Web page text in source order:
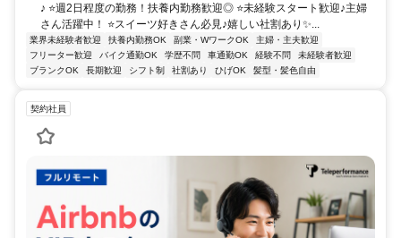
♪ ⭐週2日程度の勤務！扶養内勤務歓迎◎ ⭐未経験スタート歓迎♪主婦
さん活躍中！ ⭐スイーツ好きさん必見♪嬉しい社割あり✨...
業界未経験者歓迎 扶養内勤務OK 副業・WワークOK
主婦・主夫歓迎
フリーター歓迎
バイク通勤OK 学歴不問 車通勤OK 経験不問
未経験者歓迎
ブランクOK
長期歓迎 シフト制 社割あり ひげOK 髪型・髪色自由
契約社員